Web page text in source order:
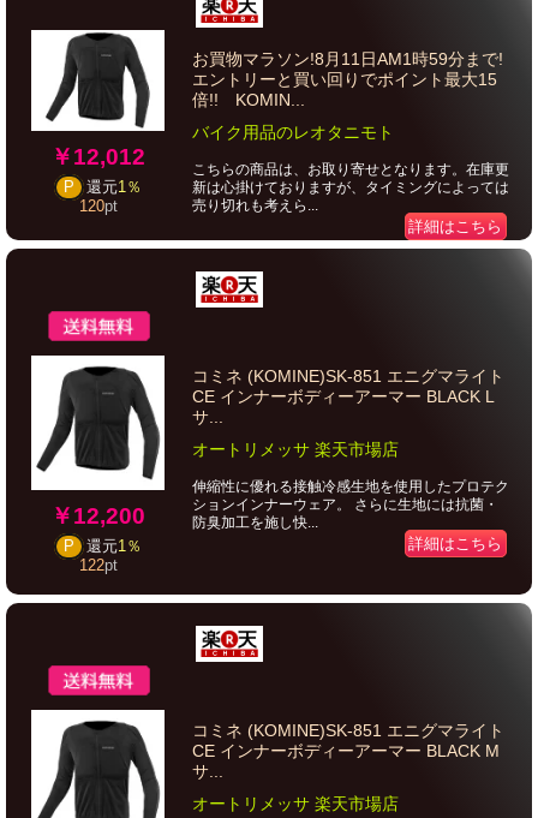
￥12,012
P 還元1％
120pt
お買物マラソン!8月11日AM1時59分まで!
エントリーと買い回りでポイント最大15
倍!! KOMIN...
バイク用品のレオタニモト
こちらの商品は、お取り寄せとなります。在庫更
新は心掛けておりますが、タイミングによっては
売り切れも考えら...
詳細はこちら
￥12,200
P 還元1％
122pt
コミネ (KOMINE)SK-851 エニグマライト
CE インナーボディーアーマー BLACK L
サ...
オートリメッサ 楽天市場店
伸縮性に優れる接触冷感生地を使用したプロテク
ションインナーウェア。 さらに生地には抗菌・
防臭加工を施し快...
詳細はこちら
コミネ (KOMINE)SK-851 エニグマライト
CE インナーボディーアーマー BLACK M
サ...
オートリメッサ 楽天市場店